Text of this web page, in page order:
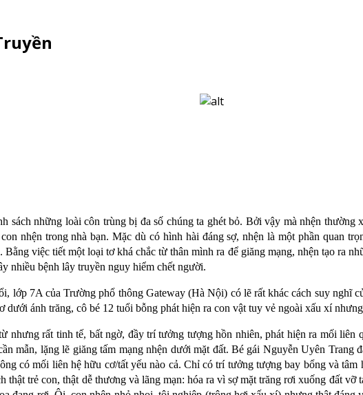
sách những loài côn trùng bị đa số chúng ta ghét bỏ. Bởi vậy mà nhện
nhện trong nhà bạn. Mặc dù có hình hài đáng sợ, nhện là một phần quan
việc tiết một loại tơ khá chắc từ thân mình ra để giăng mạng, nhện tạo ra
nhiều bệnh lây truyền nguy hiểm chết người.
lớp 7A của Trường phổ thông Gateway (Hà Nội) có lẽ rất khác cách suy nghĩ
ánh trăng, cô bé 12 tuổi bỗng phát hiện ra con vật tuy vẻ ngoài xấu xí
nhưng rất tinh tế, bất ngờ, đầy trí tưởng tượng hồn nhiên, phát hiện ra mối
mẫn, lặng lẽ giăng tấm mạng nhện dưới mặt đất. Bé gái Nguyễn Uyên
có mối liên hệ hữu cơ/tất yếu nào cả. Chỉ có trí tưởng tượng bay bổng và
trẻ con, thật dễ thương và lãng mạn: hóa ra vì sợ mặt trăng rơi xuống đất